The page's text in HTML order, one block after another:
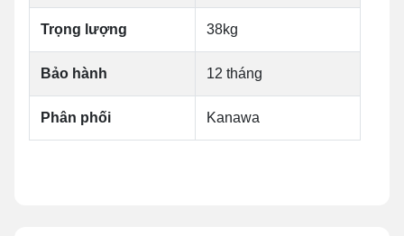
Trọng lượng 38kg
Bảo hành 12 tháng
Phân phối Kanawa